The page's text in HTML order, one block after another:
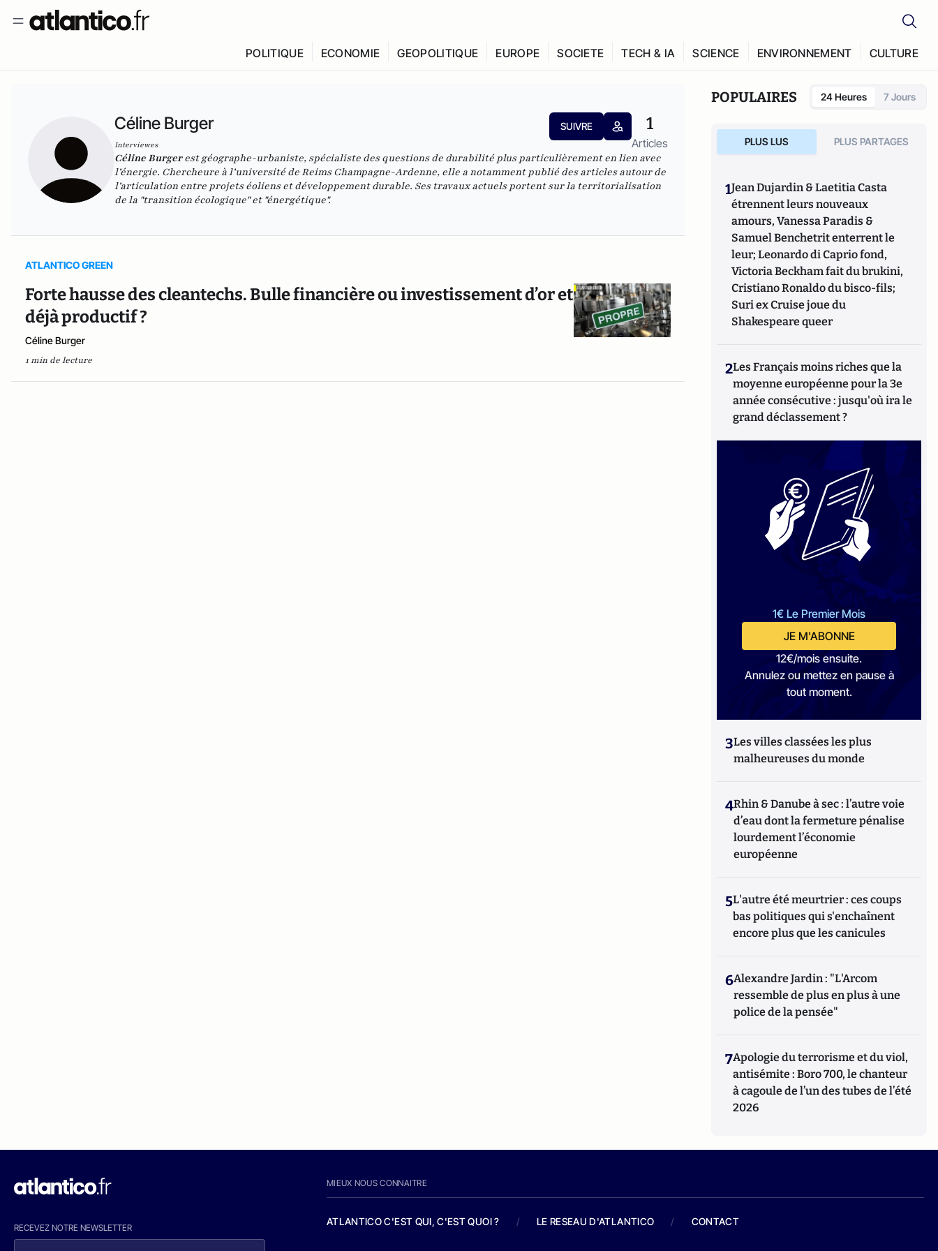
POLITIQUE ECONOMIE GEOPOLITIQUE EUROPE SOCIETE TECH & IA SCIENCE ENVIRONNEMENT CULTURE
Céline Burger
Interviewes
SUIVRE 1
Articles
Céline Burgerest géographe-urbaniste, spécialiste des questions de durabilité plus particulièrement en lien avec
l’énergie. Chercheure à l’université de Reims Champagne-Ardenne, elle a notamment publié des articles autour de
l’articulation entre projets éoliens et développement durable. Ses travaux actuels portent sur la territorialisation
de la "transition écologique" et "énergétique".
ATLANTICO GREEN
Forte hausse des cleantechs. Bulle financière ou investissement d’or et
déjà productif ?
Céline Burger
1 min de lecture
POPULAIRES 24 Heures 7 Jours
PLUS LUS PLUS PARTAGES
1Jean Dujardin & Laetitia Casta
étrennent leurs nouveaux
amours, Vanessa Paradis &
Samuel Benchetrit enterrent le
leur; Leonardo di Caprio fond,
Victoria Beckham fait du brukini,
Cristiano Ronaldo du bisco-fils;
Suri ex Cruise joue du
Shakespeare queer
2Les Français moins riches que la
moyenne européenne pour la 3e
année consécutive : jusqu'où ira le
grand déclassement ?
1€ Le Premier Mois
JE M'ABONNE
12€/mois ensuite.
Annulez ou mettez en pause à
tout moment.
3Les villes classées les plus
malheureuses du monde
4Rhin & Danube à sec : l’autre voie
d’eau dont la fermeture pénalise
lourdement l’économie
européenne
5L'autre été meurtrier : ces coups
bas politiques qui s'enchaînent
encore plus que les canicules
6Alexandre Jardin : "L'Arcom
ressemble de plus en plus à une
police de la pensée"
7Apologie du terrorisme et du viol,
antisémite : Boro 700, le chanteur
à cagoule de l’un des tubes de l’été
2026
RECEVEZ NOTRE NEWSLETTER
MIEUX NOUS CONNAITRE
ATLANTICO C'EST QUI, C'EST QUOI ? / LE RESEAU D'ATLANTICO / CONTACT